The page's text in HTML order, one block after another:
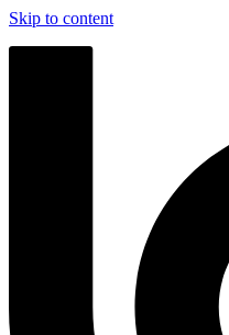
Skip to content